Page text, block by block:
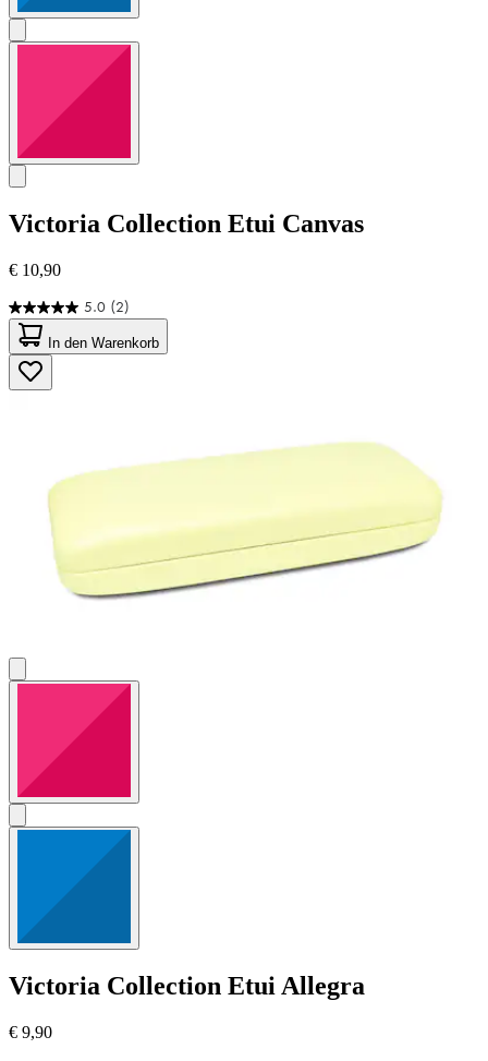
Victoria Collection Etui Canvas
€ 10,90
5.0 (2)
5.0
von
5
Sternen.
2
In den Warenkorb
Victoria Collection Etui Allegra
€ 9,90